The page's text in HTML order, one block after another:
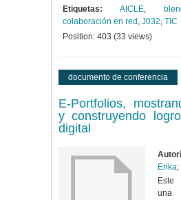
Etiquetas:
AICLE,
colaboración en red , J032, TIC
Position: 403 (33 views)
documento de conferencia
E-Portfolios,
y construyendo
digital
Erika;
Este